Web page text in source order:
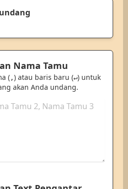
Nama Tamu
(,) atau baris baru (↵) untuk
akan Anda undang.